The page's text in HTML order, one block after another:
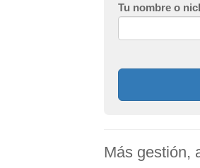
Tu nombre o
Más gestión,